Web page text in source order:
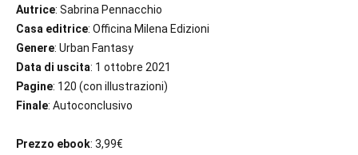
Autrice: Sabrina Pennacchio
Casa editrice: Officina Milena Edizioni
Genere: Urban Fantasy
Data di uscita: 1 ottobre 2021
Pagine: 120 (con illustrazioni)
Finale: Autoconclusivo
Prezzo ebook: 3,99€